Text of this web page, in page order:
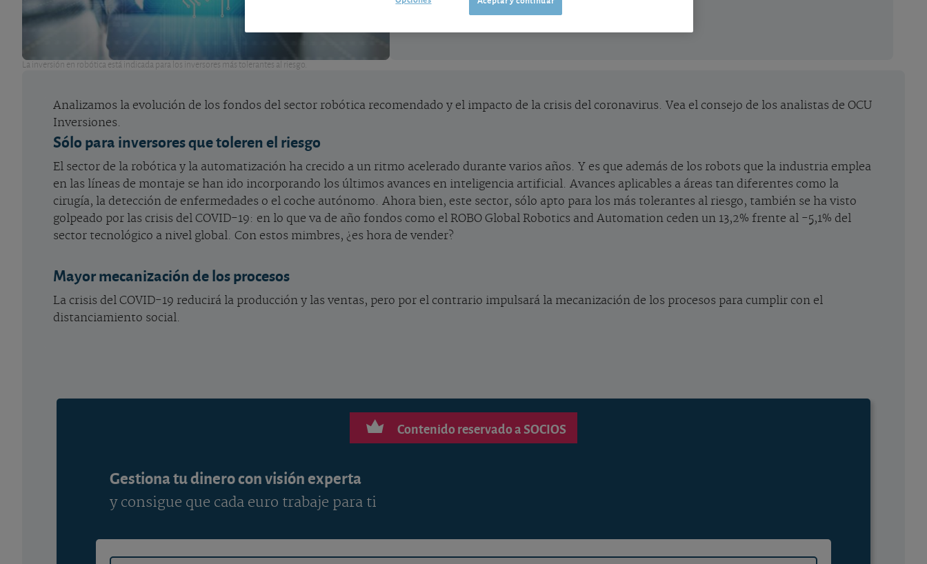
La inversión en robótica está indicada para los inversores más tolerantes al riesgo.
Analizamos la evolución de los fondos del sector robótica recomendado y el impacto de la crisis del coronavirus. Vea el consejo de los analistas de OCU
Inversiones.
Sólo para inversores que toleren el riesgo
El sector de la robótica y la automatización ha crecido a un ritmo acelerado durante varios años. Y es que además de los robots que la industria emplea
en las líneas de montaje se han ido incorporando los últimos avances en inteligencia artificial. Avances aplicables a áreas tan diferentes como la
cirugía, la detección de enfermedades o el coche autónomo. Ahora bien, este sector, sólo apto para los más tolerantes al riesgo, también se ha visto
golpeado por las crisis del COVID-19: en lo que va de año fondos como el ROBO Global Robotics and Automation ceden un 13,2% frente al -5,1% del
sector tecnológico a nivel global. Con estos mimbres, ¿es hora de vender?
Mayor mecanización de los procesos
La crisis del COVID-19 reducirá la producción y las ventas, pero por el contrario impulsará la mecanización de los procesos para cumplir con el
distanciamiento social.
Contenido reservado a SOCIOS
Gestiona tu dinero con visión experta
y consigue que cada euro trabaje para ti